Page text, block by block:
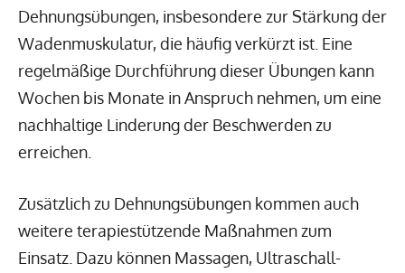
Dehnungsübungen, insbesondere zur Stärkung der
Wadenmuskulatur, die häufig verkürzt ist. Eine
regelmäßige Durchführung dieser Übungen kann
Wochen bis Monate in Anspruch nehmen, um eine
nachhaltige Linderung der Beschwerden zu
erreichen.
Zusätzlich zu Dehnungsübungen kommen auch
weitere terapiestützende Maßnahmen zum
Einsatz. Dazu können Massagen, Ultraschall-